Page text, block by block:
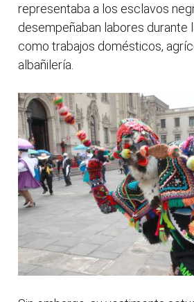
representaba a los esclavos
desempeñaban labores durante
como trabajos domésticos,
albañilería.